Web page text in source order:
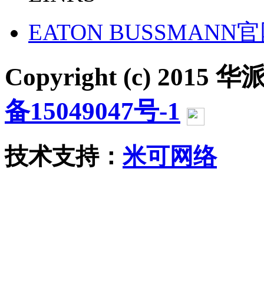
EATON BUSSMANN
Copyright (c) 2015 华
备15049047号-1
技术支持： 米可网络